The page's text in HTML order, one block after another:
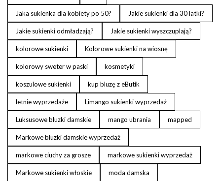
Jaka sukienka dla kobiety po 50? Jakie sukienki dla 30 latki?
Jakie sukienki odmładzają? Jakie sukienki wyszczuplają?
kolorowe sukienki Kolorowe sukienki na wiosnę
kolorowy sweter w paski kosmetyki
koszulowe sukienki kup bluzę z eButik
letnie wyprzedaże Limango sukienki wyprzedaż
Luksusowe bluzki damskie mango ubrania mapped
Markowe bluzki damskie wyprzedaż
markowe ciuchy za grosze markowe sukienki wyprzedaż
Markowe sukienki włoskie moda damska